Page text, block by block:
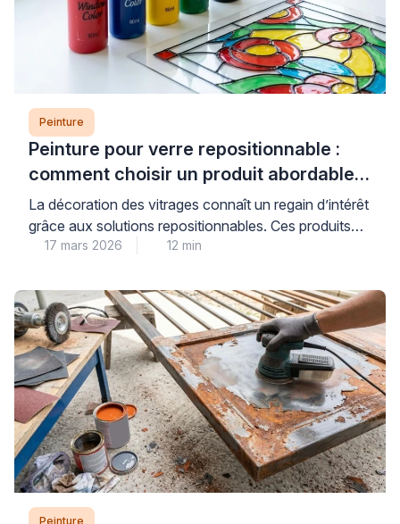
Peinture
Peinture pour verre repositionnable :
comment choisir un produit abordable
et de qualité
La décoration des vitrages connaît un regain d’intérêt
grâce aux solutions repositionnables. Ces produits
permettent de personnaliser fenêtres et miroirs sans
recherchent des alternatives économiques aux
vitraux traditionnels. Les peintures pour verre offrent
cette flexibilité tout en préservant la luminosité
naturelle. Cependant, le choix du bon produit
nécessite une compréhension des […]
17 mars 2026 12 min
Peinture